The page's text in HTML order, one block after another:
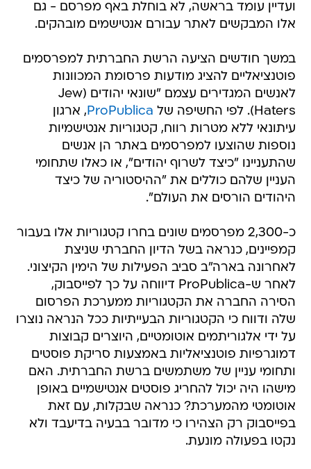
ועדיין עומד בראשה, לא בוחלת באף מפרסם - גם
אלו המבקשים לאתר עבורם אנטישמים מובהקים.
במשך חודשים הציעה הרשת החברתית למפרסמים
פוטנציאליים להציג מודעות פרסומת המכוונות
לאנשים המגדירים עצמם "שונאי יהודים (Jew
Haters). לפי החשיפה של
ProPublica, ארגון
עיתונאי ללא מטרות רווח, קטגוריות אנטישמיות
נוספות שהוצעו למפרסמים באתר הן אנשים
שהתעניינו "כיצד לשרוף יהודים", או כאלו שתחומי
העניין שלהם כוללים את "ההיסטוריה של כיצד
היהודים הורסים את העולם".
כ-2,300 מפרסמים שונים בחרו קטגוריות אלו בעבור
קמפיינים, כנראה בשל הדיון החברתי שניצת
לאחרונה בארה"ב סביב הפעילות של הימין הקיצוני.
לאחר ש-ProPublica דיווחה על כך לפייסבוק,
הסירה החברה את הקטגוריות ממערכת הפרסום
שלה ודווח כי הקטגוריות הבעייתיות ככל הנראה נוצרו
על ידי אלגוריתמים אוטומטיים, היוצרים קבוצות
דמוגרפיות פוטנציאליות באמצעות סריקת פוסטים
ותחומי עניין של משתמשים ברשת החברתית. האם
מישהו היה יכול להחריג פוסטים אנטישמיים באופן
אוטומטי מהמערכת? כנראה שבקלות, עם זאת
בפייסבוק רק הצהירו כי מדובר בבעיה בדיעבד ולא
נקטו בפעולה מונעת.